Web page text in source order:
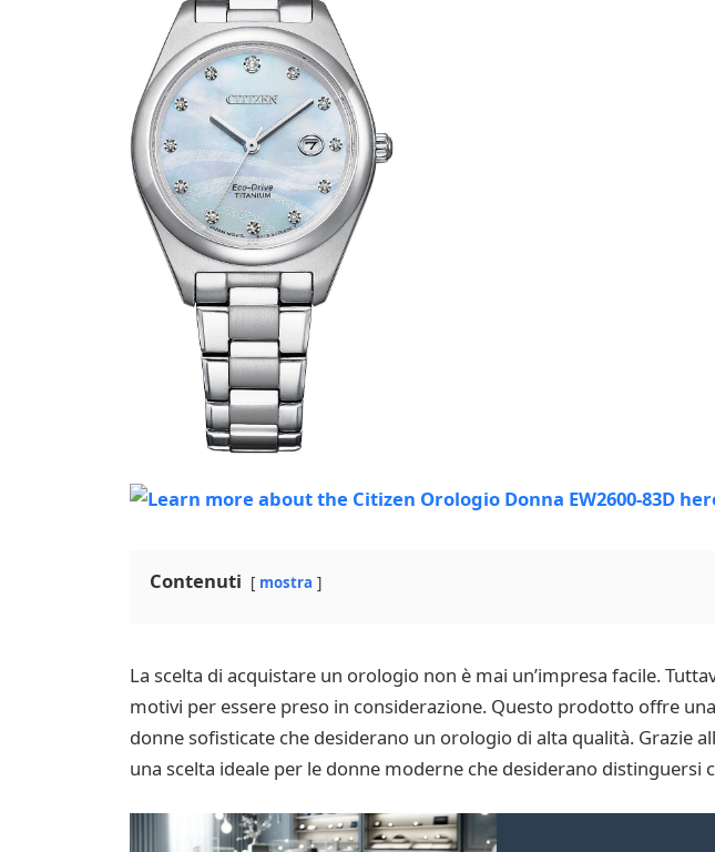
Contenuti mostra
La scelta di acquistare un orologio non è mai un’impresa facile.
motivi per essere preso in considerazione. Questo prodotto offre
donne sofisticate che desiderano un orologio di alta qualità. Grazie
una scelta ideale per le donne moderne che desiderano distinguersi